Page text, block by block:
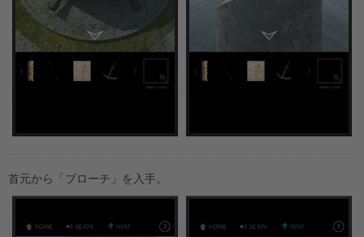
首元から「ブローチ」を入手。